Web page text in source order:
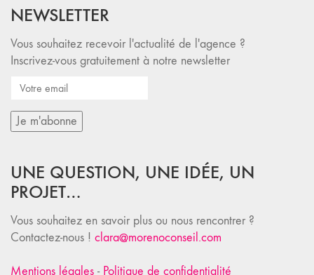
NEWSLETTER
Vous souhaitez recevoir l'actualité de l'agence ?
Inscrivez-vous gratuitement à notre newsletter
UNE QUESTION, UNE IDÉE, UN
PROJET…
Vous souhaitez en savoir plus ou nous rencontrer ?
Contactez-nous ! clara@morenoconseil.com
Mentions légales - Politique de confidentialité